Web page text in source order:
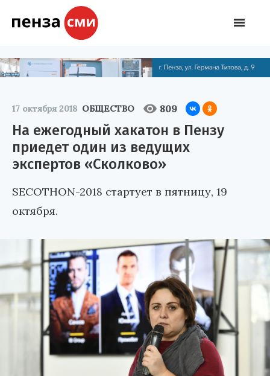
17 октября 2018 ОБЩЕСТВО 809
На ежегодный хакатон в Пензу
приедет один из ведущих
экспертов «Сколково»
SECOTHON-2018 стартует в пятницу, 19
октября.